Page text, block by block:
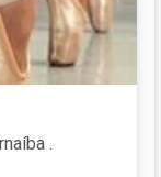
.